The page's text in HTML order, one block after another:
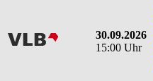
vlb
30.09.2026
15:00 Uhr